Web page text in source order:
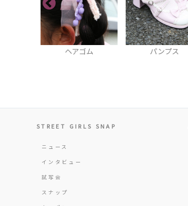
パンプス スマフォカバー
STREET GIRLS SNAP
ニュース
インタビュー
試写会
スナップ